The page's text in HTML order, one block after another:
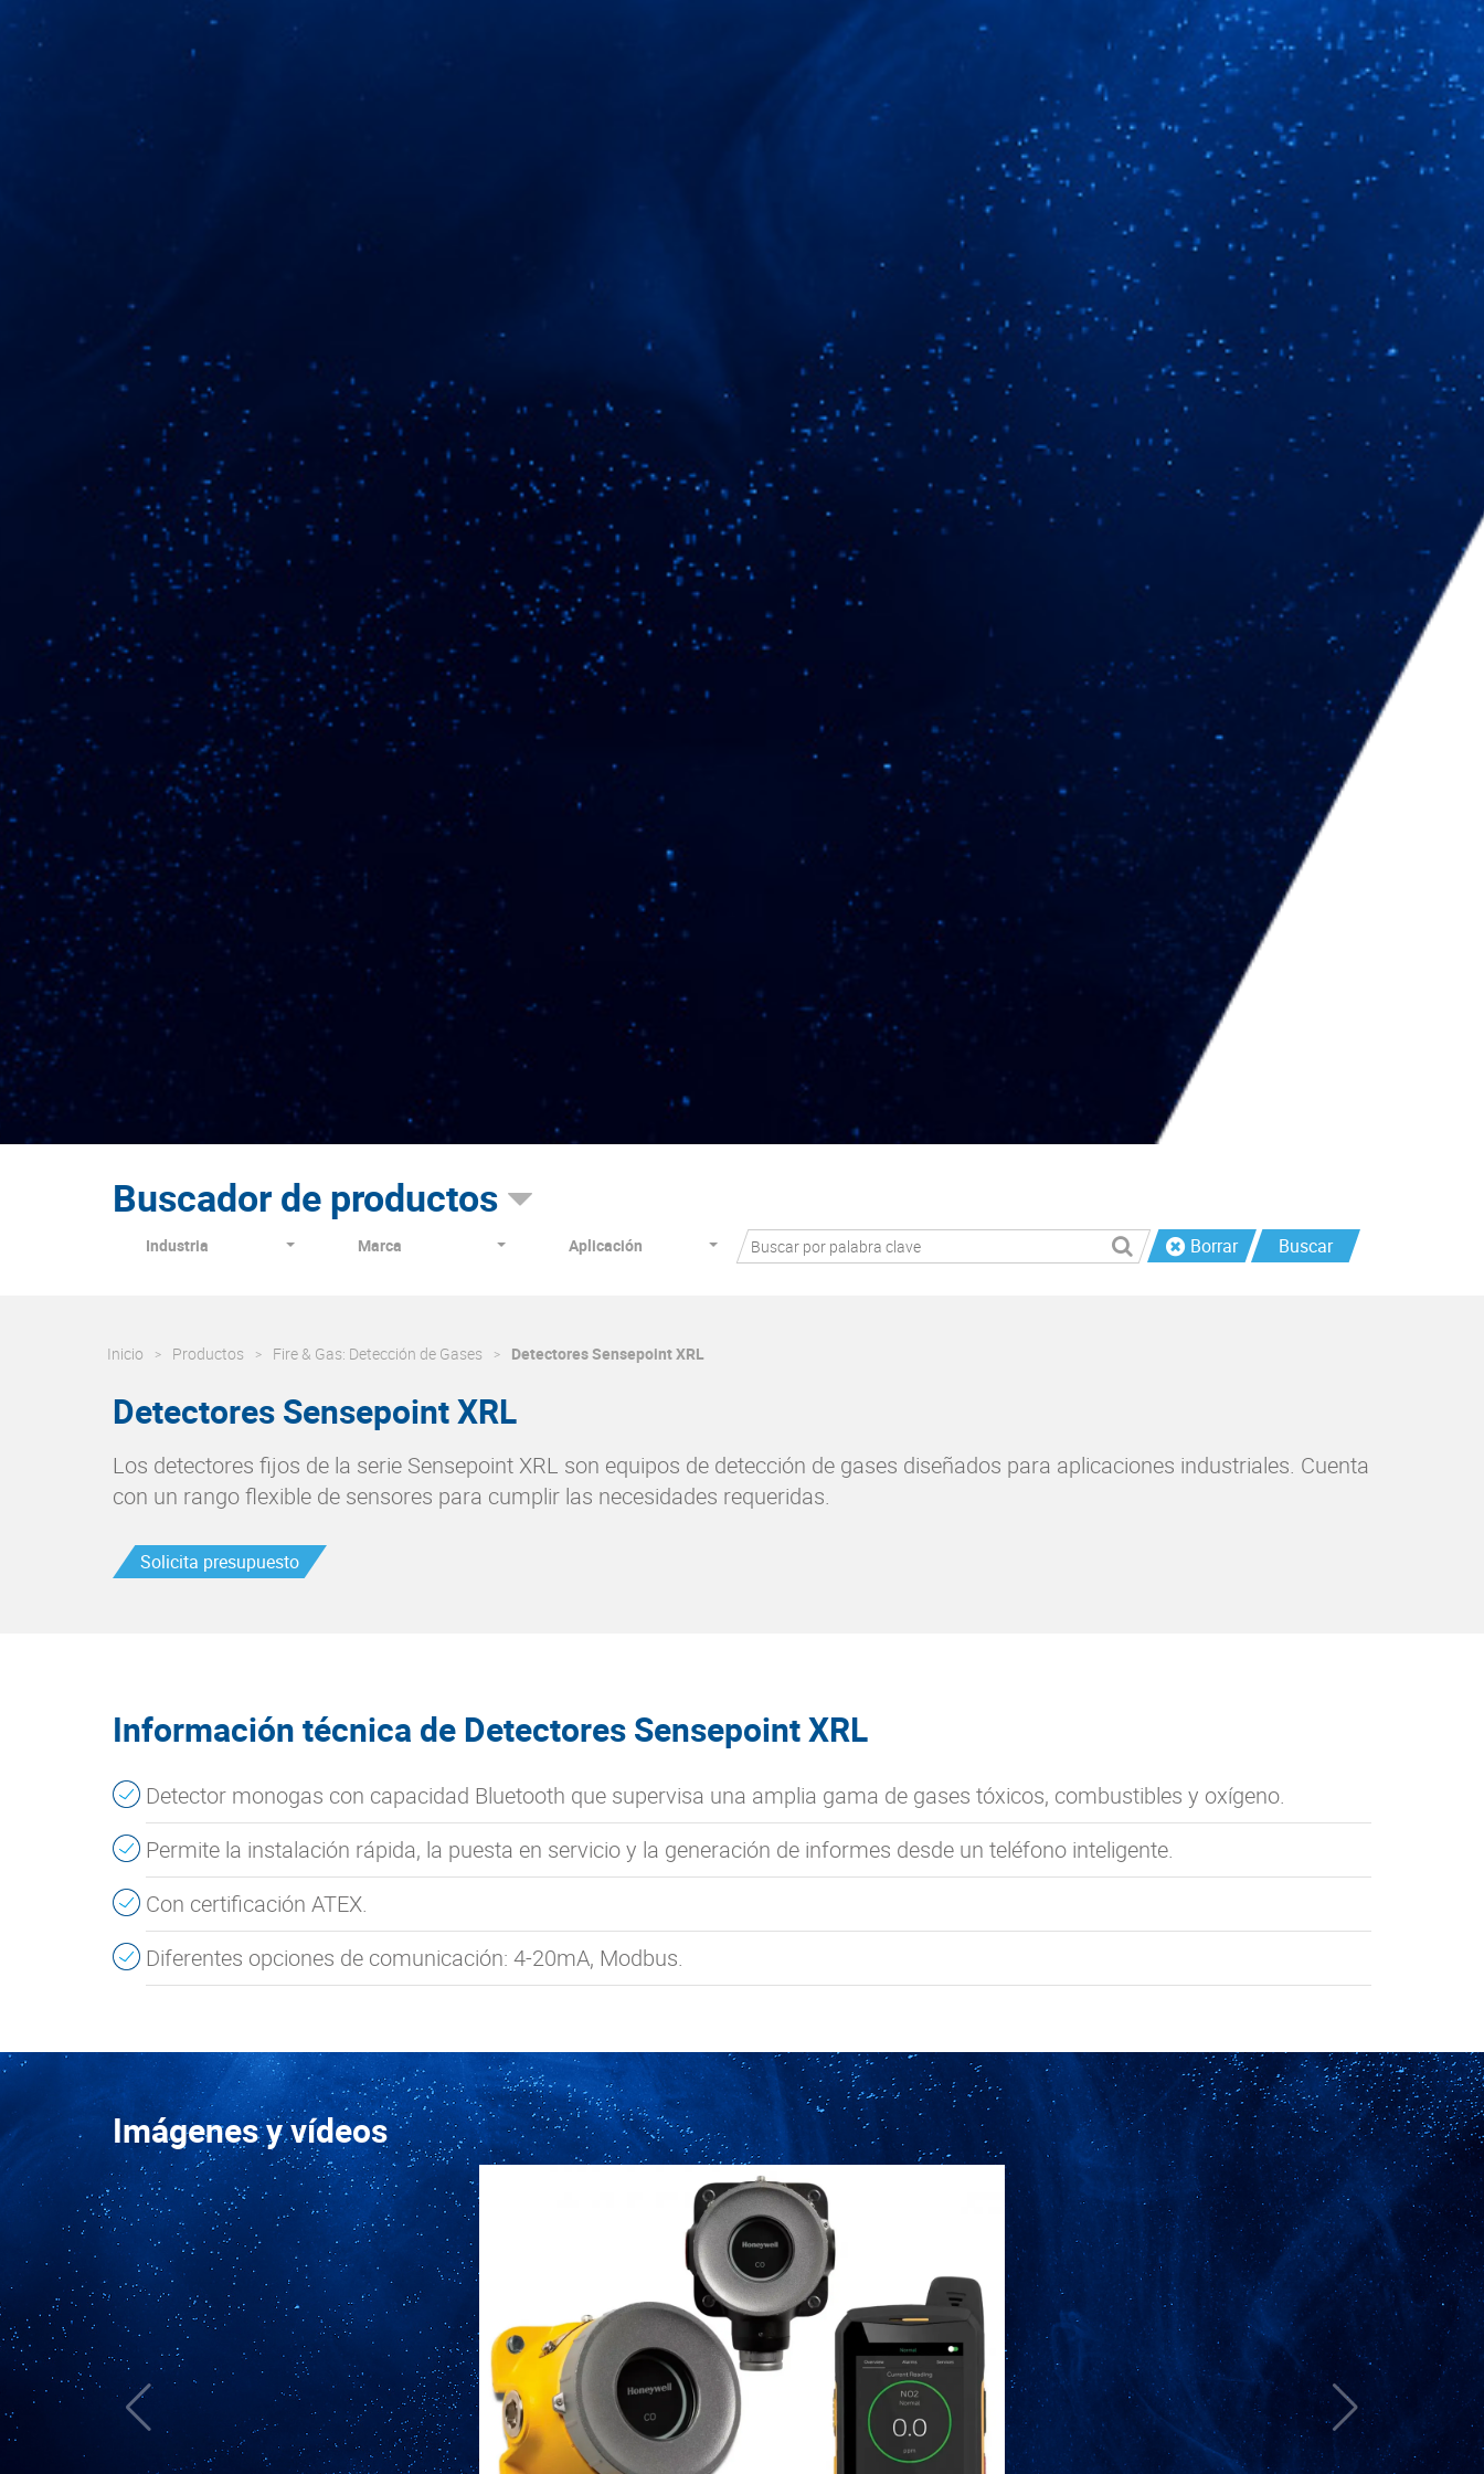
Buscador de productos
Industria Marca Aplicación Borrar Buscar
Inicio Productos Fire & Gas: Detección de Gases Detectores Sensepoint XRL
Detectores Sensepoint XRL
Los detectores fijos de la serie Sensepoint XRL son equipos de detección de gases diseñados para aplicaciones industriales. Cuenta
con un rango flexible de sensores para cumplir las necesidades requeridas.
Solicita presupuesto
Información técnica de Detectores Sensepoint XRL
Detector monogas con capacidad Bluetooth que supervisa una amplia gama de gases tóxicos, combustibles y oxígeno.
Permite la instalación rápida, la puesta en servicio y la generación de informes desde un teléfono inteligente.
Con certificación ATEX.
Diferentes opciones de comunicación: 4-20mA, Modbus.
Imágenes y vídeos